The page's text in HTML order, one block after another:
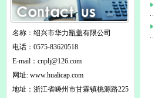
名称：绍兴市华力瓶盖有限公司
电话：0575-83620518
E-mail： cnplj@126.com
网址: www.hualicap.com
地址：浙江省嵊州市甘霖镇桃源路225